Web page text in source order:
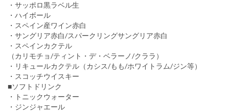
・サッポロ黒ラベル生
・ハイボール
・スペイン産ワイン赤白
・サングリア赤白/スパークリングサングリア赤白
・スペインカクテル
（カリモチョ/ティント・デ・ベラーノ/クララ）
・リキュールカクテル（カシス/もも/ホワイトラム/ジン等）
・スコッチウイスキー
■ソフトドリンク
・トニックウォーター
・ジンジャエール